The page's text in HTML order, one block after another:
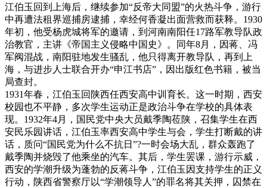
江伯玉回到上海后，继续参加“反帝大同盟”的火热斗争，游行
中再遭法租界巡捕房逮捕，幸经何香凝出面营救而获释。1930
年初，他受杨虎城将军的邀请，到河南南阳任17路军教导队政
治教官，主讲《帝国主义侵略中国史》。同年8月，因蒋、冯
军阀混战，南阳驻地发生骚乱，他只得离开教导队，再到上
海，与进步人士联合开办“申江书店”，因出版红色书籍，被当
局查封。
1931年春，江伯玉回陕西任西安高中训育长。这一时期，西安
校园也不平静，多次学生运动正是政治斗争在学校的具体表
现。1932年4月，国民党中央大员戴季陶莅陕，召集学生在西
安民乐园讲话，江伯玉率西安高中学生与会，学生打断戴的讲
话，质问“国民党为什么不抗日”?一时会场大乱，群众轰跑了
戴季陶并烧毁了他乘坐的汽车。其后，学生罢课，游行示威，
西安的学潮升级为蓬勃的反蒋斗争，江伯玉因支持学生的正义
行动，陕西省警察厅以“学潮领导人”的罪名将其关押，囚禁在